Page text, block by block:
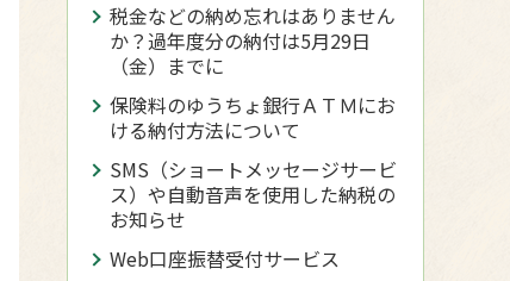
税金などの納め忘れはありません
か？過年度分の納付は5月29日
（金）までに
保険料のゆうちょ銀行ＡＴＭにお
ける納付方法について
SMS（ショートメッセージサービ
ス）や自動音声を使用した納税の
お知らせ
Web口座振替受付サービス